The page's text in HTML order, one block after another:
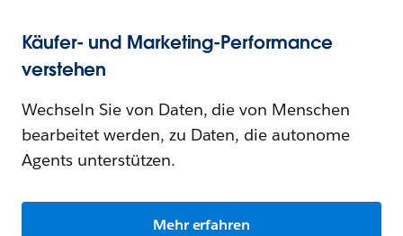
Käufer- und Marketing-Performance
verstehen
Wechseln Sie von Daten, die von Menschen
bearbeitet werden, zu Daten, die autonome
Agents unterstützen.
Mehr erfahren